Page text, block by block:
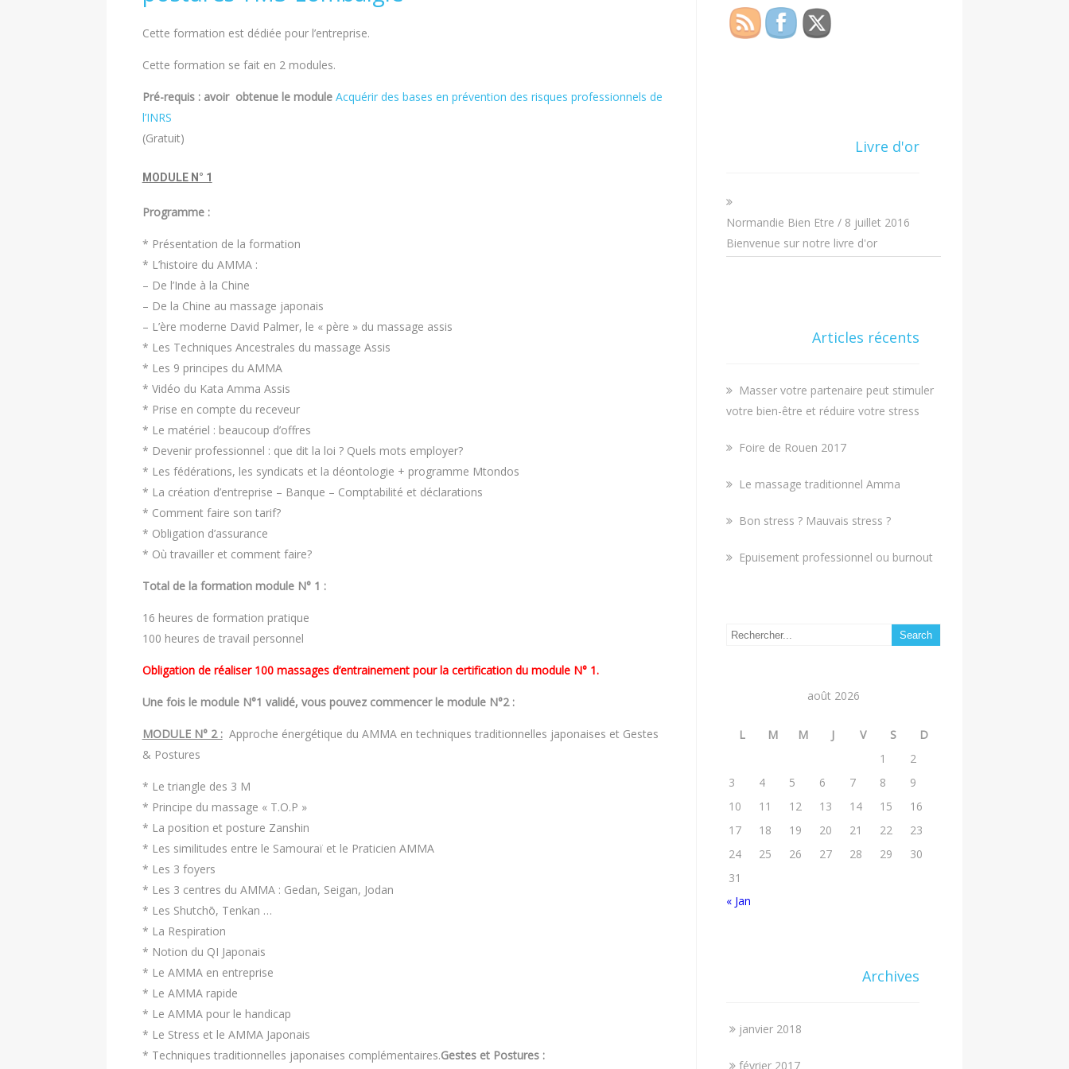
Cette formation est dédiée pour l’entreprise.
Cette formation se fait en 2 modules.
Pré-requis : avoir obtenue le module Acquérir des bases en prévention des risques professionnels de
l’INRS
(Gratuit)
MODULE N° 1
Programme :
* Présentation de la formation
* L’histoire du AMMA :
– De l’Inde à la Chine
– De la Chine au massage japonais
– L’ère moderne David Palmer, le « père » du massage assis
* Les Techniques Ancestrales du massage Assis
* Les 9 principes du AMMA
* Vidéo du Kata Amma Assis
* Prise en compte du receveur
* Le matériel : beaucoup d’offres
* Devenir professionnel : que dit la loi ? Quels mots employer?
* Les fédérations, les syndicats et la déontologie + programme Mtondos
* La création d’entreprise – Banque – Comptabilité et déclarations
* Comment faire son tarif?
* Obligation d’assurance
* Où travailler et comment faire?
Total de la formation module N° 1 :
16 heures de formation pratique
100 heures de travail personnel
Obligation de réaliser 100 massages d’entrainement pour la certification du module N° 1.
Une fois le module N°1 validé, vous pouvez commencer le module N°2 :
MODULE N° 2 : Approche énergétique du AMMA en techniques traditionnelles japonaises et Gestes
& Postures
* Le triangle des 3 M
* Principe du massage « T.O.P »
* La position et posture Zanshin
* Les similitudes entre le Samouraï et le Praticien AMMA
* Les 3 foyers
* Les 3 centres du AMMA : Gedan, Seigan, Jodan
* Les Shutchō, Tenkan …
* La Respiration
* Notion du QI Japonais
* Le AMMA en entreprise
* Le AMMA rapide
* Le AMMA pour le handicap
* Le Stress et le AMMA Japonais
* Techniques traditionnelles japonaises complémentaires.Gestes et Postures :
Livre d'or
Normandie Bien Etre / 8 juillet 2016
Bienvenue sur notre livre d'or
Articles récents
Masser votre partenaire peut stimuler
votre bien-être et réduire votre stress
Foire de Rouen 2017
Le massage traditionnel Amma
Bon stress ? Mauvais stress ?
Epuisement professionnel ou burnout
août 2026
L M M J V S
D
1
2
3
4 5 6 7 8
9
10
11 12 13 14 15
16
17
18 19 20 21 22
23
24
25 26 27 28 29
30
31
« Jan
Archives
janvier 2018
février 2017